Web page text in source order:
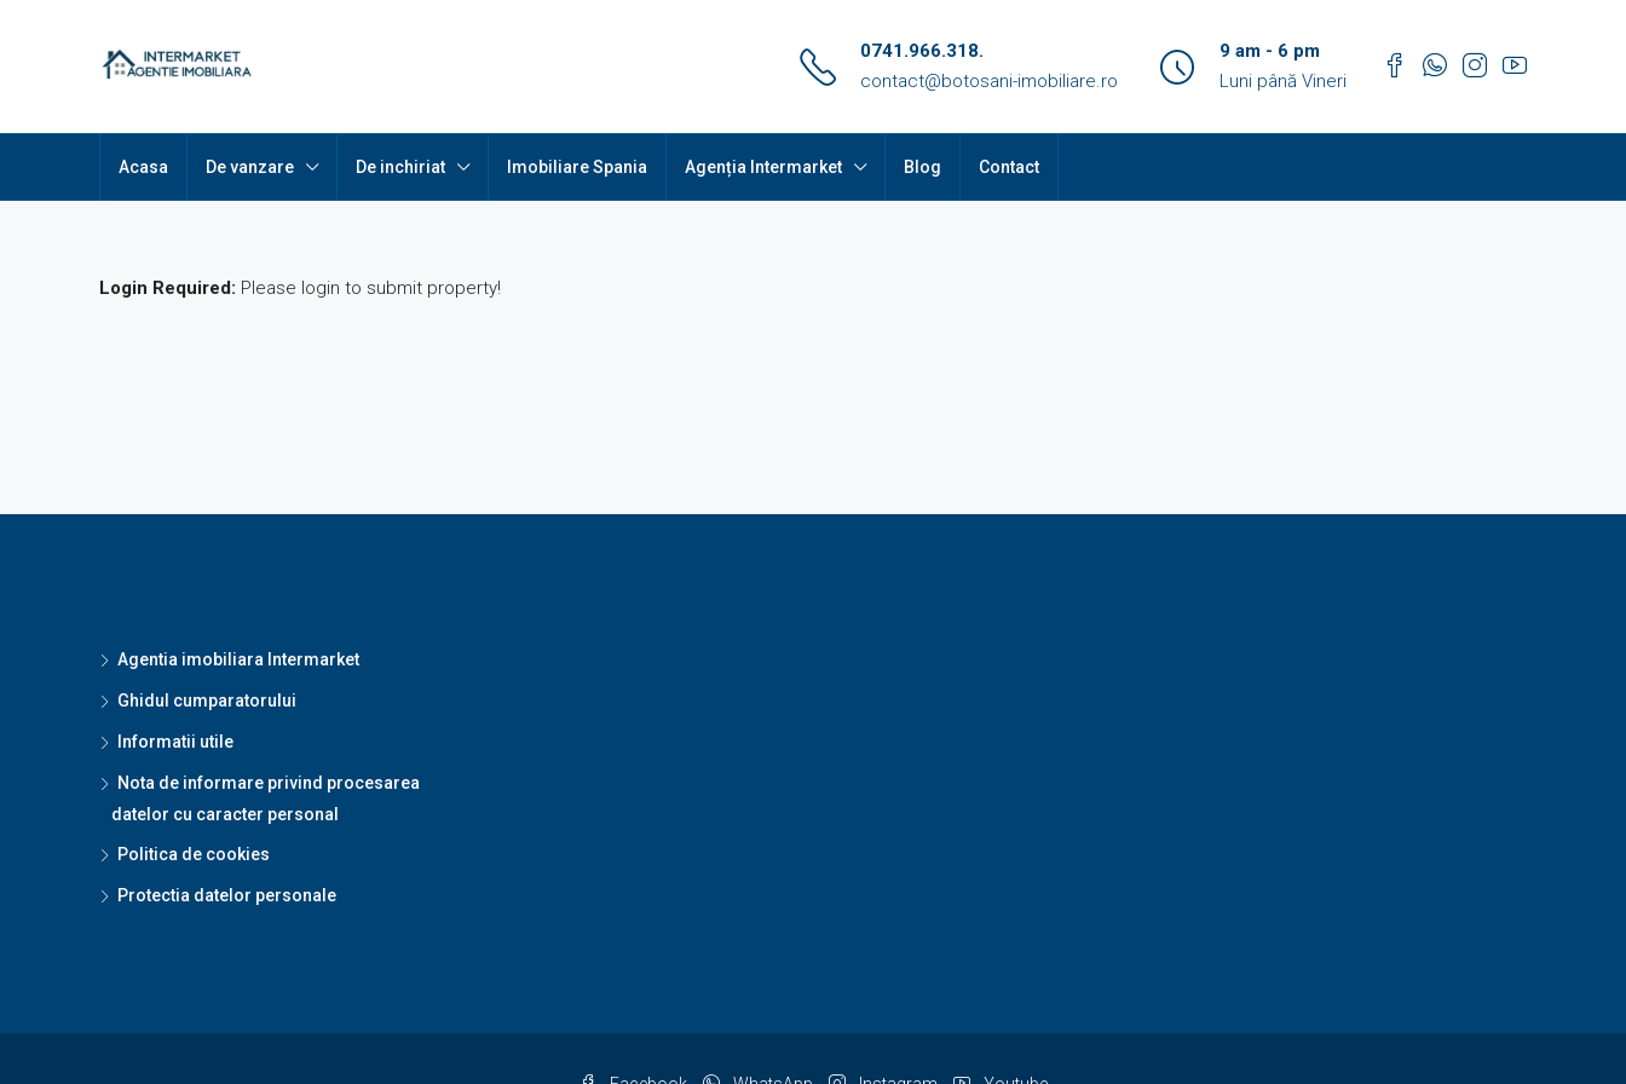
0741.966.318.
contact@botosani-imobiliare.ro
9 am - 6 pm
Luni până Vineri
Acasa De vanzare De inchiriat Imobiliare Spania Agenția Intermarket Blog Contact
Login Required: Please login to submit property!
Agentia imobiliara Intermarket
Ghidul cumparatorului
Informatii utile
Nota de informare privind procesarea
datelor cu caracter personal
Politica de cookies
Protectia datelor personale